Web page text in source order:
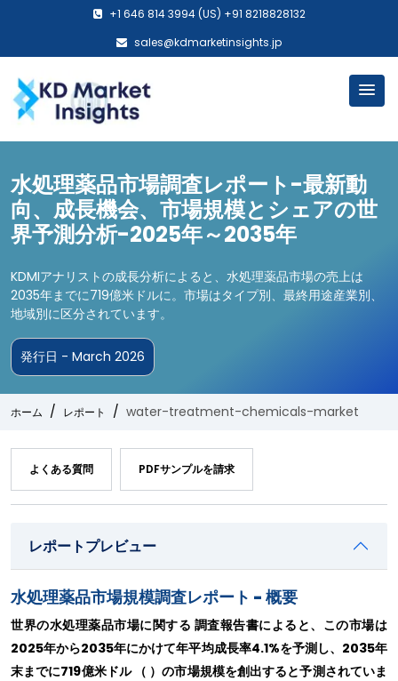
+1 646 814 3994 (US) +91 8218828132
sales@kdmarketinsights.jp
水処理薬品市場調査レポート-最新動
向、成長機会、市場規模とシェアの世
界予測分析-2025年～2035年
KDMIアナリストの成長分析によると、水処理薬品市場の売上は
2035年までに719億米ドルに。市場はタイプ別、最終用途産業別、
地域別に区分されています。
発行日 - March 2026
ホーム レポート water-treatment-chemicals-market
よくある質問 PDFサンプルを請求
レポートプレビュー
水処理薬品市場規模調査レポート - 概要
世界の水処理薬品市場に関する 調査報告書によると、この市場は
2025年から2035年にかけて年平均成長率4.1%を予測し、2035年
末までに719億米ドル （ ）の市場規模を創出すると予測されていま